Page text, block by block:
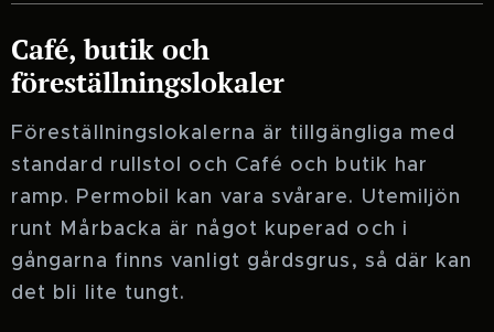
Café, butik och
föreställningslokaler
Föreställningslokalerna är tillgängliga med
standard rullstol och Café och butik har
ramp. Permobil kan vara svårare. Utemiljön
runt Mårbacka är något kuperad och i
gångarna finns vanligt gårdsgrus, så där kan
det bli lite tungt.